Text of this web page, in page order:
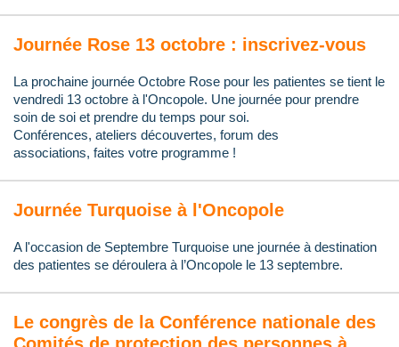
Journée Rose 13 octobre : inscrivez-vous
La prochaine journée Octobre Rose pour les patientes se tient le
vendredi 13 octobre à l'Oncopole. Une journée pour prendre
soin de soi et prendre du temps pour soi.
Conférences, ateliers découvertes, forum des
associations, faites votre programme !
Journée Turquoise à l'Oncopole
A l'occasion de Septembre Turquoise une journée à destination
des patientes se déroulera à l’Oncopole le 13 septembre.
Le congrès de la Conférence nationale des